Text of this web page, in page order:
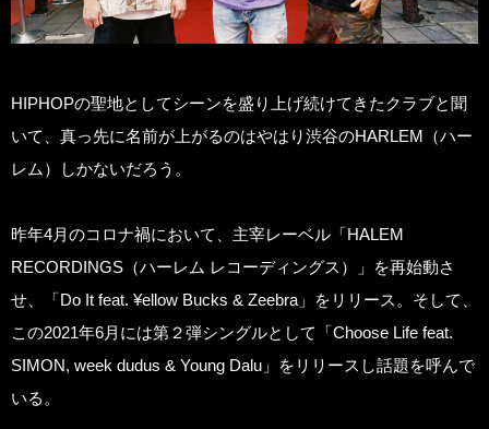
HIPHOPの聖地としてシーンを盛り上げ続けてきたクラブと聞
いて、真っ先に名前が上がるのはやはり渋谷のHARLEM（ハー
レム）しかないだろう。
昨年4月のコロナ禍において、主宰レーベル「HALEM
RECORDINGS（ハーレム レコーディングス）」を再始動さ
せ、「Do It feat. ¥ellow Bucks & Zeebra」をリリース。そして、
この2021年6月には第２弾シングルとして「Choose Life feat.
SIMON, week dudus & Young Dalu」をリリースし話題を呼んで
いる。